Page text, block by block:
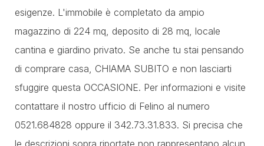
esigenze. L'immobile è completato da ampio
magazzino di 224 mq, deposito di 28 mq, locale
cantina e giardino privato. Se anche tu stai pensando
di comprare casa, CHIAMA SUBITO e non lasciarti
sfuggire questa OCCASIONE. Per informazioni e visite
contattare il nostro ufficio di Felino al numero
0521.684828 oppure il 342.73.31.833. Si precisa che
le descrizioni sopra riportate non rappresentano alcun